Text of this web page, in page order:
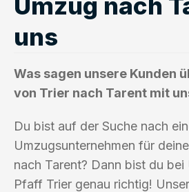
uns
Was sagen unsere Kunden
von Trier nach Tarent mit
Du bist auf der Suche nach
Umzugsunternehmen für
nach Tarent? Dann bist du
Pfaff Trier genau richtig!